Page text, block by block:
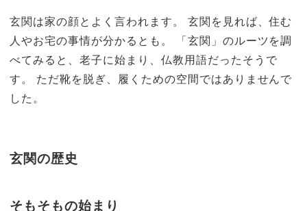
玄関は家の顔とよく言われます。 玄関を見れば、住む
人やお宅の事情が分かるとも。 「玄関」のルーツを調
べてみると、老子に始まり、仏教用語だったそうで
す。 ただ靴を脱ぎ、履くための空間ではありませんで
した。
玄関の歴史
そもそもの始まり